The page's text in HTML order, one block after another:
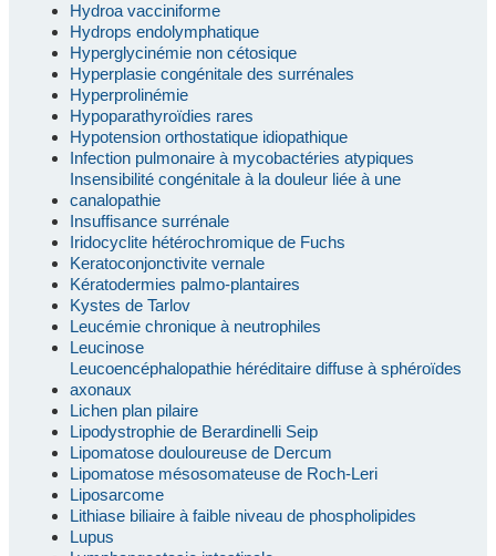
Hydroa vacciniforme
Hydrops endolymphatique
Hyperglycinémie non cétosique
Hyperplasie congénitale des surrénales
Hyperprolinémie
Hypoparathyroïdies rares
Hypotension orthostatique idiopathique
Infection pulmonaire à mycobactéries atypiques
Insensibilité congénitale à la douleur liée à une
canalopathie
Insuffisance surrénale
Iridocyclite hétérochromique de Fuchs
Keratoconjonctivite vernale
Kératodermies palmo-plantaires
Kystes de Tarlov
Leucémie chronique à neutrophiles
Leucinose
Leucoencéphalopathie héréditaire diffuse à sphéroïdes
axonaux
Lichen plan pilaire
Lipodystrophie de Berardinelli Seip
Lipomatose douloureuse de Dercum
Lipomatose mésosomateuse de Roch-Leri
Liposarcome
Lithiase biliaire à faible niveau de phospholipides
Lupus